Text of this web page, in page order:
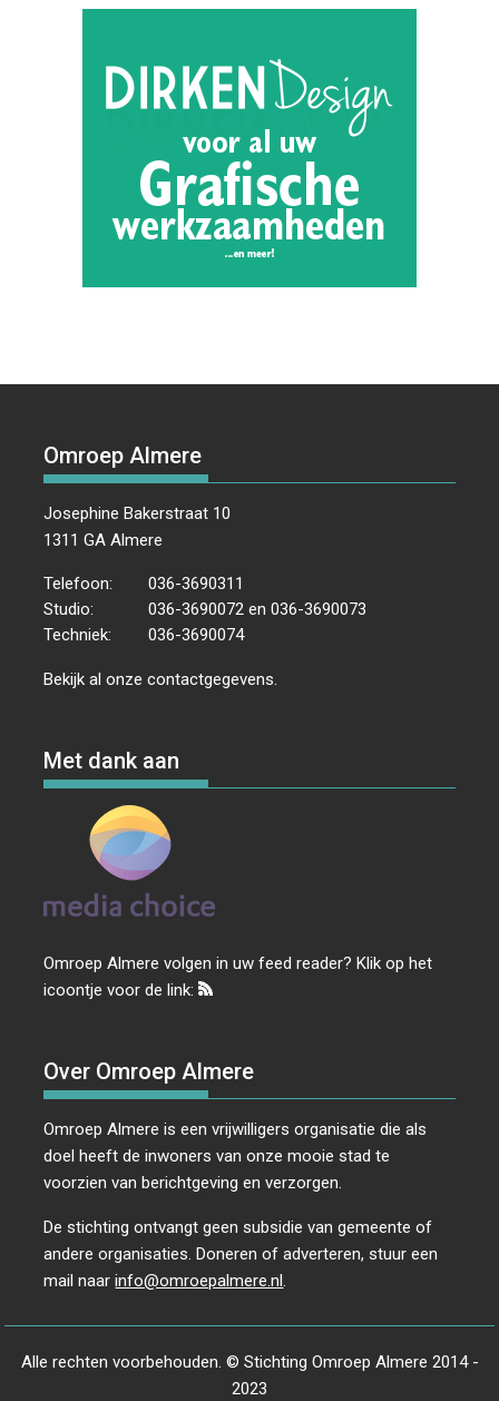
Omroep Almere
Josephine Bakerstraat 10
1311 GA Almere
Telefoon:
036-3690311
Studio:
036-3690072 en 036-3690073
Techniek:
036-3690074
Bekijk al onzecontactgegevens
Met dank aan
Omroep Almere volgen in uw feed reader? Klik op het
icoontje voor de link:
Over Omroep Almere
Omroep Almere is een vrijwilligers organisatie die als
doel heeft de inwoners van onze mooie stad te
voorzien van berichtgeving en verzorgen.
De stichting ontvangt geen subsidie van gemeente of
andere organisaties. Doneren of adverteren, stuur een
mail naarinfo@omroepalmere.nl.
Alle rechten voorbehouden. © Stichting Omroep Almere 2014 -
2023